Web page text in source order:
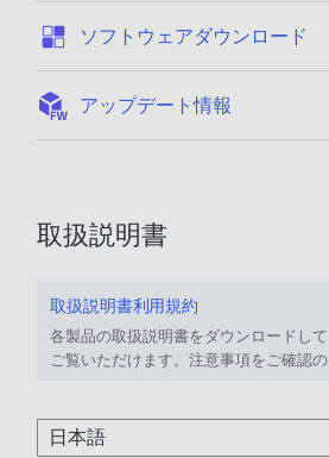
ソフトウェアダウンロード
アップデート情報
取扱説明書
取扱説明書利用規約
各製品の取扱説明書をダウンロードして
ご覧いただけます。注意事項をご確認の